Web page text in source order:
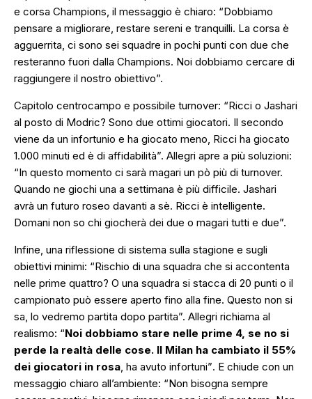
e corsa Champions, il messaggio è chiaro: “Dobbiamo
pensare a migliorare, restare sereni e tranquilli. La corsa è
agguerrita, ci sono sei squadre in pochi punti con due che
resteranno fuori dalla Champions. Noi dobbiamo cercare di
raggiungere il nostro obiettivo”.
Capitolo centrocampo e possibile turnover: “Ricci o Jashari
al posto di Modric? Sono due ottimi giocatori. Il secondo
viene da un infortunio e ha giocato meno, Ricci ha giocato
1.000 minuti ed è di affidabilità”. Allegri apre a più soluzioni:
“In questo momento ci sarà magari un pò più di turnover.
Quando ne giochi una a settimana è più difficile. Jashari
avrà un futuro roseo davanti a sè. Ricci è intelligente.
Domani non so chi giocherà dei due o magari tutti e due”.
Infine, una riflessione di sistema sulla stagione e sugli
obiettivi minimi: “Rischio di una squadra che si accontenta
nelle prime quattro? O una squadra si stacca di 20 punti o il
campionato può essere aperto fino alla fine. Questo non si
sa, lo vedremo partita dopo partita”. Allegri richiama al
realismo: “Noi dobbiamo stare nelle prime 4, se no si
perde la realtà delle cose. Il Milan ha cambiato il 55%
dei giocatori in rosa, ha avuto infortuni”. E chiude con un
messaggio chiaro all’ambiente: “Non bisogna sempre